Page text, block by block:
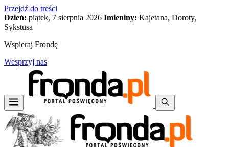
Przejdź do treści
Dzień: piątek, 7 sierpnia 2026 Imieniny: Kajetana, Doroty,
Sykstusa
Wspieraj Frondę
Wesprzyj nas